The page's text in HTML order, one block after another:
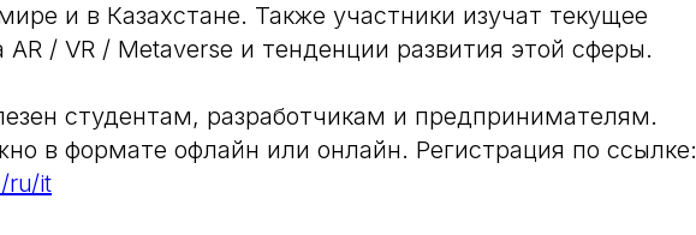
и в Казахстане. Также участники изучат текущее
AR / VR / Metaverse и тенденции развития этой сферы.
студентам, разработчикам и предпринимателям.
в формате офлайн или онлайн. Регистрация по ссылке:
ru/it